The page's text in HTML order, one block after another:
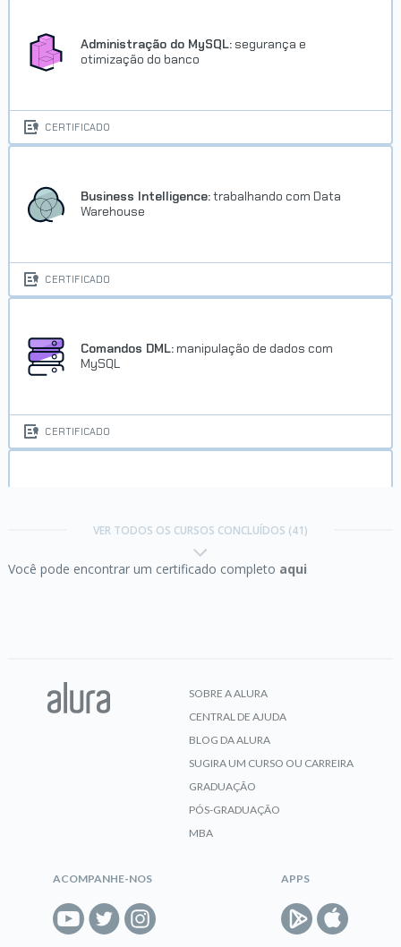
Administração do MySQL: segurança e
otimização do banco
CERTIFICADO
Business Intelligence:trabalhando com Data
Warehouse
CERTIFICADO
Comandos DML: manipulação de dados com
MySQL
CERTIFICADO
DAX e ETL com Power BI:carregando dados
VER TODOS OS CURSOS CONCLUÍDOS (41)
Você pode encontrar um certificado completo aqui
SOBRE A ALURA
CENTRAL DE AJUDA
BLOG DA ALURA
SUGIRA UM CURSO OU CARREIRA
GRADUAÇÃO
PÓS-GRADUAÇÃO
MBA
ACOMPANHE-NOS APPS